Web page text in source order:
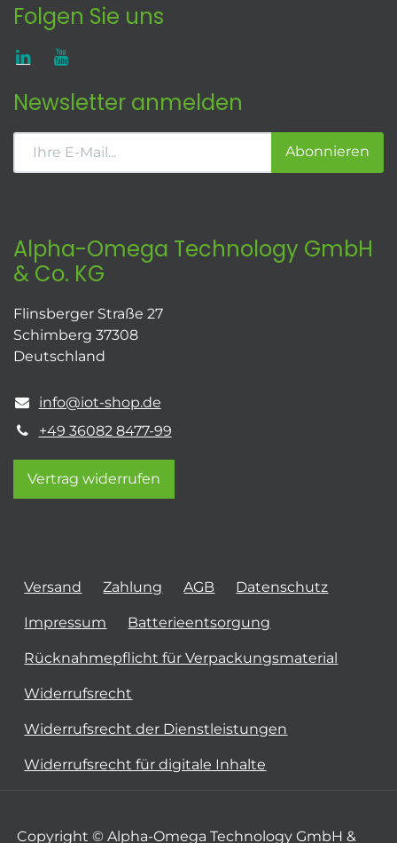
Folgen Sie uns
Newsletter anmelden
Abonnieren
Alpha-Omega Technology GmbH
& Co. KG
Flinsberger Straße 27
Schimberg 37308
Deutschland
info@iot-shop.de
+49 36082 8477-99
Vertrag widerrufen
Versand Zahlung AGB Datenschutz
Impressum Batterieentsorgung
Rücknahmepflicht für Verpackungsmaterial
Widerrufsrecht
Widerrufsrecht der Dienstleistungen
Widerrufsrecht für digitale Inhalte
Copyright © Alpha-Omega Technology GmbH &